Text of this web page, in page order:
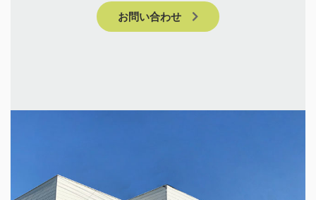
お問い合わせ